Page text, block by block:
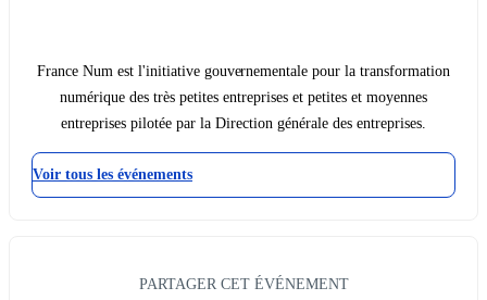
France Num est l'initiative gouvernementale pour la transformation
numérique des très petites entreprises et petites et moyennes
entreprises pilotée par la Direction générale des entreprises.
Voir tous les événements
PARTAGER CET ÉVÉNEMENT